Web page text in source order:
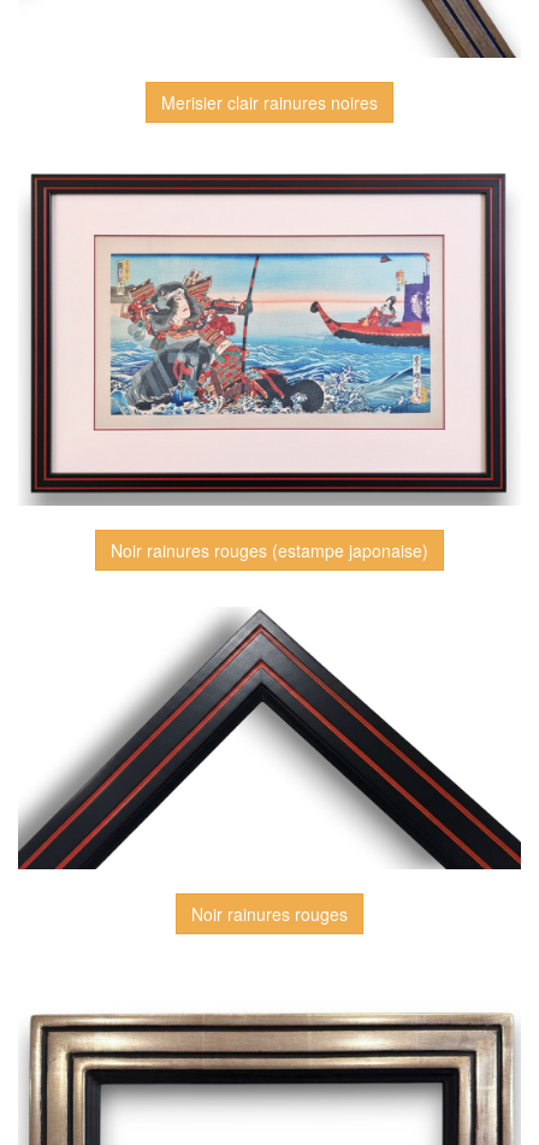
Merisier clair rainures noires
Noir rainures rouges (estampe japonaise)
Noir rainures rouges